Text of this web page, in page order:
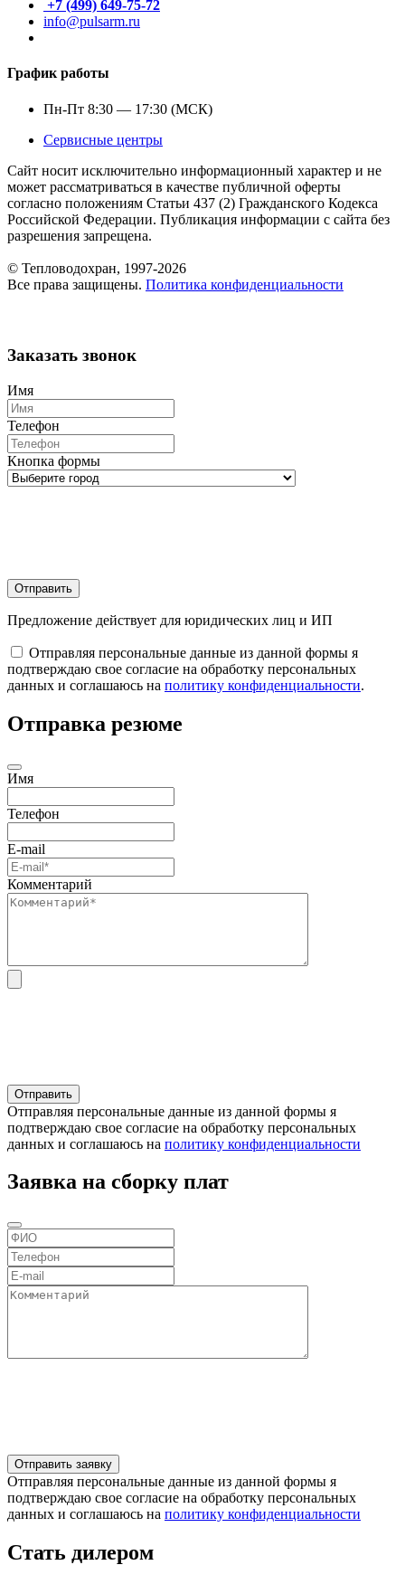
+7 (499) 649-75-72
info@pulsarm.ru
График работы
Пн-Пт 8:30 — 17:30 (МСК)
Сервисные центры
Сайт носит исключительно информационный характер и не
может рассматриваться в качестве публичной оферты
согласно положениям Статьи 437 (2) Гражданского Кодекса
Российской Федерации. Публикация информации с сайта без
разрешения запрещена.
© Тепловодохран, 1997-2026
Все права защищены. Политика конфиденциальности
Заказать звонок
Имя
Телефон
Кнопка формы
Отправить
Предложение действует для юридических лиц и ИП
Отправляя персональные данные из данной формы я
подтверждаю свое согласие на обработку персональных
данных и соглашаюсь на политику конфиденциальности.
Отправка резюме
Имя
Телефон
E-mail
Комментарий
Отправляя персональные данные из данной формы я
подтверждаю свое согласие на обработку персональных
данных и соглашаюсь на политику конфиденциальности
Заявка на сборку плат
Отправляя персональные данные из данной формы я
подтверждаю свое согласие на обработку персональных
данных и соглашаюсь на политику конфиденциальности
Стать дилером